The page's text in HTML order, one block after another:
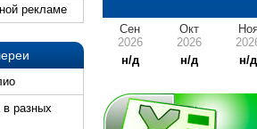
рекламе
в разных
Сен
2026
н/д
Окт
2026
н/д
н/д